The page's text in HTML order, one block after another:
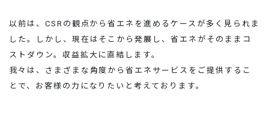
お問い合わせ
以前は、CSRの観点から省エネを進めるケースが多く見られま
した。しかし、現在はそこから発展し、省エネがそのままコ
ストダウン。収益拡大に直結します。
我々は、さまざまな角度から省エネサービスをご提供するこ
とで、お客様の力になりたいと考えております。